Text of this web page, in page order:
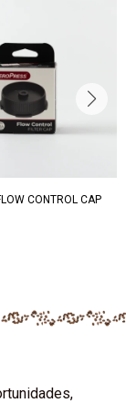
CONTROL CAP